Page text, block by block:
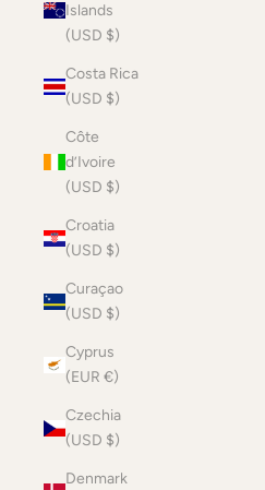
Islands
(USD $)
Costa Rica
(USD $)
Côte
d’Ivoire
(USD $)
Croatia
(USD $)
Curaçao
(USD $)
Cyprus
(EUR €)
Czechia
(USD $)
Denmark